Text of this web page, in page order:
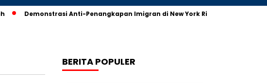
Demonstrasi Anti-Penangkapan Imigran di New York Ricuh, Polisi
BERITA POPULER